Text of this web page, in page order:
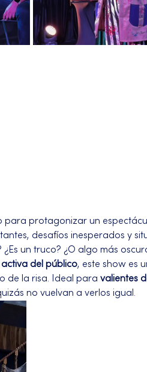
para protagonizar un
desafíos inesperados y
¿Es un truco? ¿O algo más
del público, este show es
de la risa. Ideal para valientes
no vuelvan a verlos igual.